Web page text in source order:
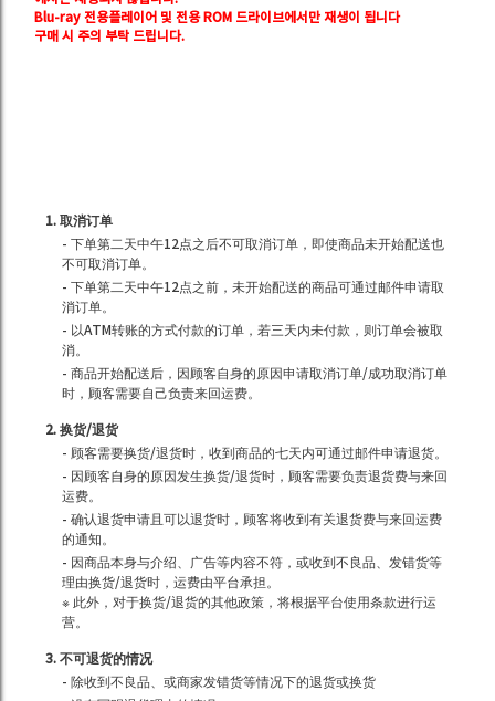
Blu-ray 전용플레이어 및 전용 ROM 드라이브에서만 재생이 됩니다
구매 시 주의 부탁 드립니다.
1. 取消订单
- 下单第二天中午12点之后不可取消订单，即使商品未开始配送也
不可取消订单。
- 下单第二天中午12点之前，未开始配送的商品可通过邮件申请取
消订单。
- 以ATM转账的方式付款的订单，若三天内未付款，则订单会被取
消。
- 商品开始配送后，因顾客自身的原因申请取消订单/成功取消订单
时，顾客需要自己负责来回运费。
2. 换货/退货
- 顾客需要换货/退货时，收到商品的七天内可通过邮件申请退货。
- 因顾客自身的原因发生换货/退货时，顾客需要负责退货费与来回
运费。
- 确认退货申请且可以退货时，顾客将收到有关退货费与来回运费
的通知。
- 因商品本身与介绍、广告等内容不符，或收到不良品、发错货等
理由换货/退货时，运费由平台承担。
※ 此外，对于换货/退货的其他政策，将根据平台使用条款进行运
营。
3. 不可退货的情况
- 除收到不良品、或商家发错货等情况下的退货或换货